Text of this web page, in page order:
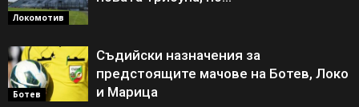
Локомотив
Ботев
Съдийски назначения за
предстоящите мачове на Ботев, Локо
и Марица